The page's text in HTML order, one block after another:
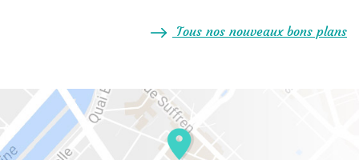
Tous nos nouveaux bons plans